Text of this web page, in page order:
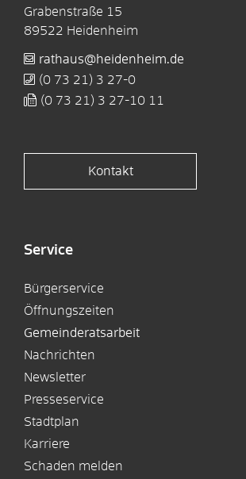
Grabenstraße 15
89522 Heidenheim
rathaus@heidenheim.de
(0 73 21) 3 27-0
(0 73 21) 3 27-10 11
Kontakt
Service
Bürgerservice
Öffnungszeiten
Gemeinderatsarbeit
Nachrichten
Newsletter
Presseservice
Stadtplan
Karriere
Schaden melden